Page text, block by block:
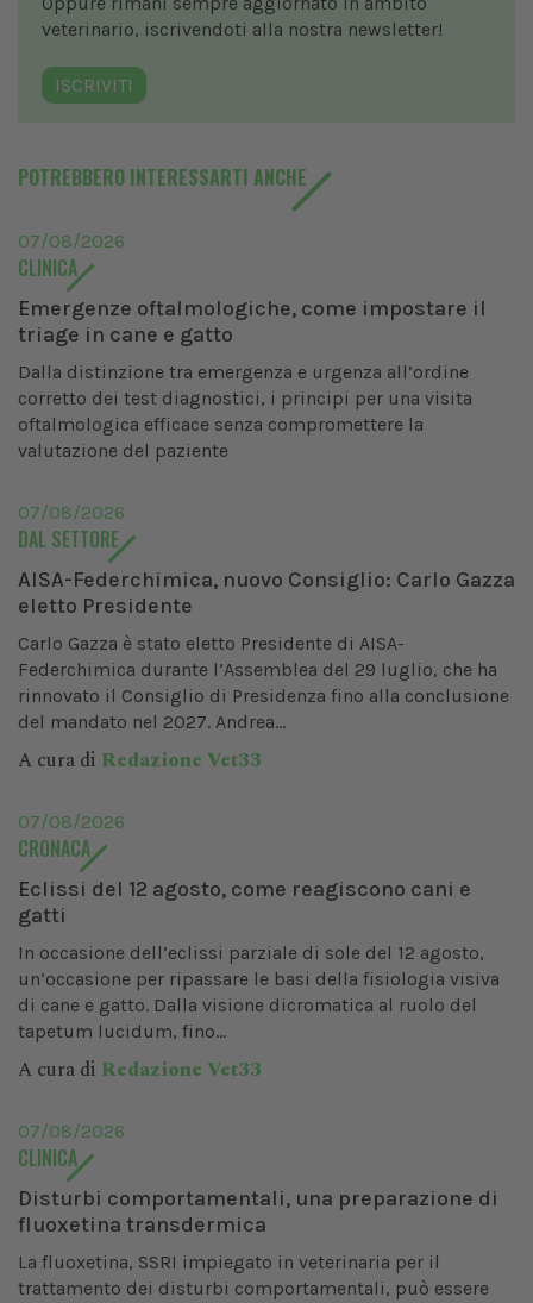
veterinario, iscrivendoti alla nostra newsletter!
ISCRIVITI
POTREBBERO INTERESSARTI ANCHE
07/08/2026
CLINICA
Emergenze oftalmologiche, come impostare il
triage in cane e gatto
Dalla distinzione tra emergenza e urgenza all’ordine
corretto dei test diagnostici, i principi per una visita
oftalmologica efficace senza compromettere la
valutazione del paziente
07/08/2026
DAL SETTORE
AISA-Federchimica, nuovo Consiglio: Carlo Gazza
eletto Presidente
Carlo Gazza è stato eletto Presidente di AISA-
Federchimica durante l’Assemblea del 29 luglio, che ha
rinnovato il Consiglio di Presidenza fino alla conclusione
del mandato nel 2027. Andrea...
A cura di Redazione Vet33
07/08/2026
CRONACA
Eclissi del 12 agosto, come reagiscono cani e
gatti
In occasione dell’eclissi parziale di sole del 12 agosto,
un’occasione per ripassare le basi della fisiologia visiva
di cane e gatto. Dalla visione dicromatica al ruolo del
tapetum lucidum, fino...
A cura di Redazione Vet33
07/08/2026
CLINICA
Disturbi comportamentali, una preparazione di
fluoxetina transdermica
La fluoxetina, SSRI impiegato in veterinaria per il
trattamento dei disturbi comportamentali, può essere